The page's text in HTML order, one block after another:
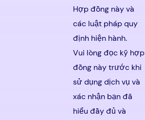
Hợp đồng này và
các luật pháp quy
định hiện hành.
Vui lòng đọc kỹ hợp
đồng này trước khi
sử dụng dịch vụ và
xác nhận bạn đã
hiểu đầy đủ và